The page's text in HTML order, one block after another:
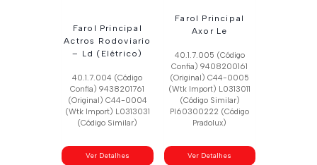
Farol Principal
Actros Rodoviario
– Ld (Elétrico)
40.1.7.004 (Código
Confia) 9438201761
(Original) C44-0004
(Wtk Import) L0313031
(Código Similar)
Ver Detalhes
Farol Principal
Axor Le
40.1.7.005 (Código
Confia) 9408200161
(Original) C44-0005
(Wtk Import) L0313011
(Código Similar)
Pl60300222 (Código
Pradolux)
Ver Detalhes